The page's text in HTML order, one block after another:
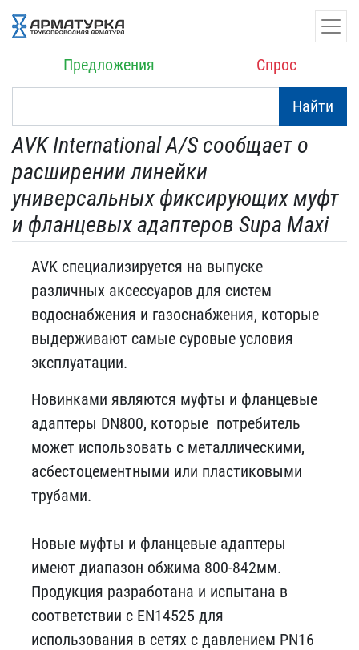
Предложения Спрос
Найти
AVK International A/S сообщает о
расширении линейки
универсальных фиксирующих муфт
и фланцевых адаптеров Supa Maxi
AVK специализируется на выпуске
различных аксессуаров для систем
водоснабжения и газоснабжения, которые
выдерживают самые суровые условия
эксплуатации.
Новинками являются муфты и фланцевые
адаптеры DN800, которые потребитель
может использовать с металлическими,
асбестоцементными или пластиковыми
трубами.
Новые муфты и фланцевые адаптеры
имеют диапазон обжима 800-842мм.
Продукция разработана и испытана в
соответствии с EN14525 для
использования в сетях с давлением PN16